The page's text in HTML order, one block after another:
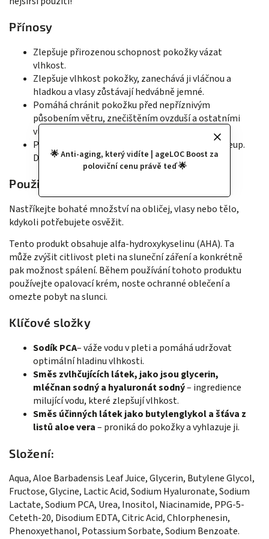
🌟 Anti-aging, který vidíte | ageLOC Boost za
poloviční cenu právě teď 🌟
Přínosy
Zlepšuje přirozenou schopnost pokožky vázat
vlhkost.
Zlepšuje vlhkost pokožky, zanechává ji vláčnou a
hladkou a vlasy zůstávají hedvábně jemné.
Pomáhá chránit pokožku před nepříznivým
působením větru, znečištěním ovzduší a ostatními
vlivy prostředí.
Pouhým lehkým stříknutím krásně zafixuje makeup.
Dermatologicky testováno
Použití
Nastříkejte bohaté množství na obličej, vlasy nebo tělo,
kdykoli potřebujete osvěžit.
Tento produkt obsahuje alfa-hydroxykyselinu (AHA). Ta
může zvýšit citlivost pleti na sluneční záření a konkrétně
pak možnost spálení. Během používání tohoto produktu
používejte opalovací krém, noste ochranné oblečení a
omezte pobyt na slunci.
Klíčové složky
Sodík PCA– váže vodu v pleti a pomáhá udržovat
optimální hladinu vlhkosti.
Směs zvlhčujících látek, jako jsou glycerin,
mléčnan sodný a hyaluronát sodný– ingredience
milující vodu, které zlepšují vlhkost.
Směs účinných látek jako butylenglykol a šťáva z
listů aloe vera– proniká do pokožky a vyhlazuje ji.
Složení:
Aqua, Aloe Barbadensis Leaf Juice, Glycerin, Butylene Glycol,
Fructose, Glycine, Lactic Acid, Sodium Hyaluronate, Sodium
Lactate, Sodium PCA, Urea, Inositol, Niacinamide, PPG-5-
Ceteth-20, Disodium EDTA, Citric Acid, Chlorphenesin,
Phenoxyethanol, Potassium Sorbate, Sodium Benzoate.